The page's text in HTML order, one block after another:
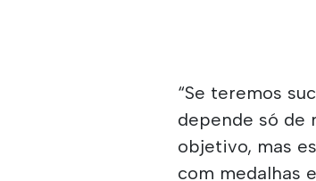
“Se teremos
depende só de
objetivo, mas
com medalhas